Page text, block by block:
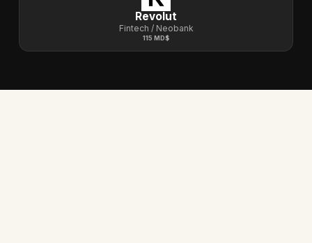
Revolut
Fintech / Neobank
115 MD$